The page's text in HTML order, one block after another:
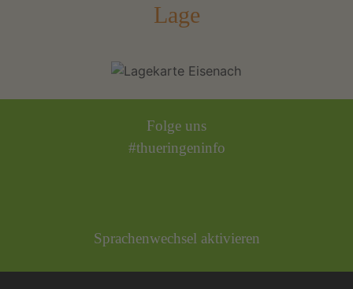
Lage
Folge uns
#thueringeninfo
Sprachenwechsel aktivieren